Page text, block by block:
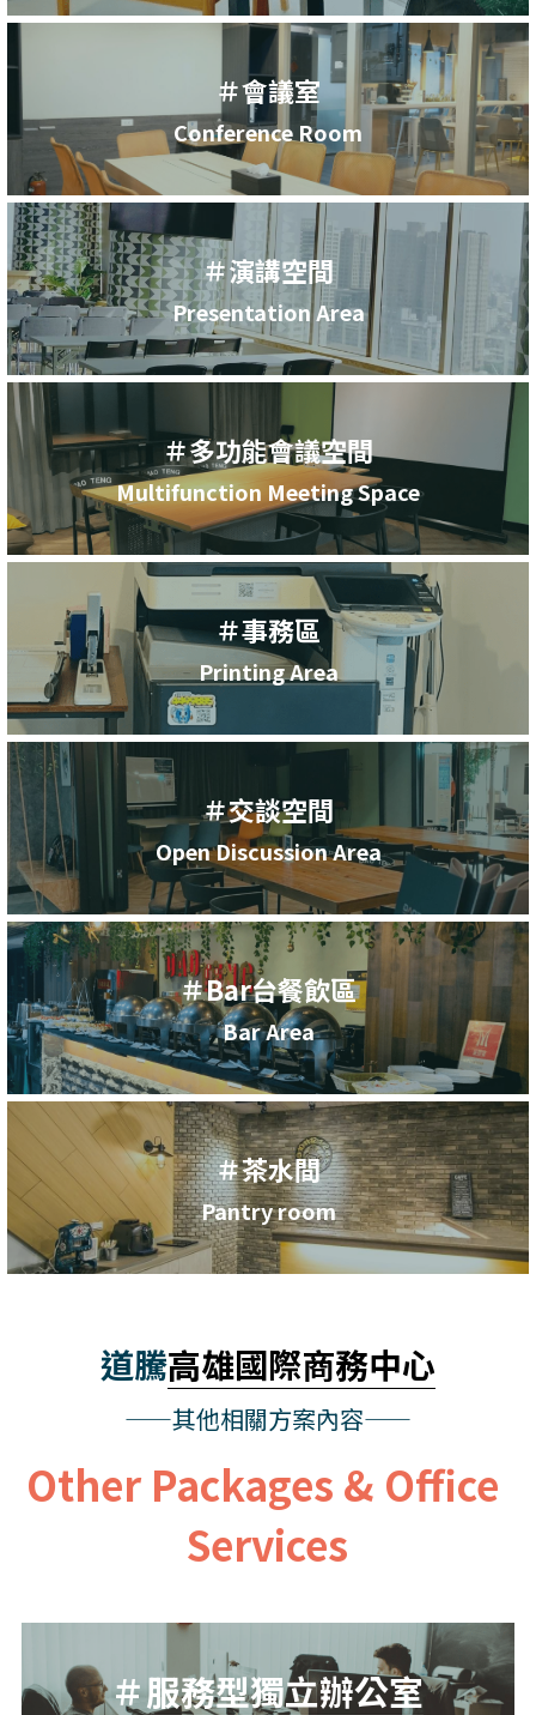
＃會議室
Conference Room
＃演講空間
Presentation Area
＃多功能會議空間
Multifunction Meeting Space
＃事務區
Printing Area
＃交談空間
Open Discussion Area
＃Bar台餐飲區
Bar Area
＃茶水間
Pantry room
道騰高雄國際商務中心
——其他相關方案內容——
Other Packages & Office
Services
＃服務型獨立辦公室